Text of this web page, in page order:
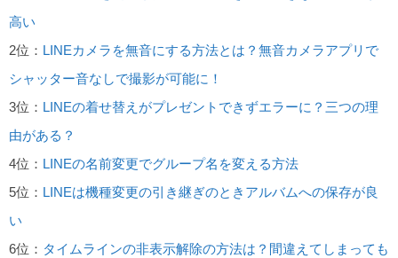
高い
2位： LINEカメラを無音にする方法とは？無音カメラアプリで
シャッター音なしで撮影が可能に！
3位： LINEの着せ替えがプレゼントできずエラーに？三つの理
由がある？
4位： LINEの名前変更でグループ名を変える方法
5位： LINEは機種変更の引き継ぎのときアルバムへの保存が良
い
6位： タイムラインの非表示解除の方法は？間違えてしまっても